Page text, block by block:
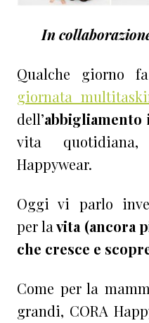
In
Qualche giorno
giornata
dell’abbigliamento
vita
Happywear.
Oggi vi parlo
per la vita (ancora
che cresce e
Come per la
grandi, CORA